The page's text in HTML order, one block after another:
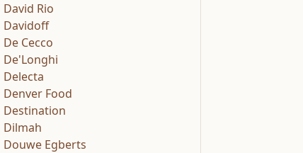
David Rio
Davidoff
De Cecco
De'Longhi
Delecta
Denver Food
Destination
Dilmah
Douwe Egberts